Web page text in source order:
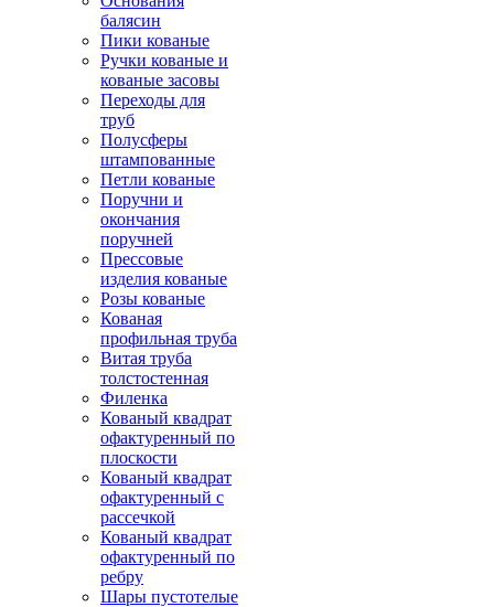
балясин
Пики кованые
Ручки кованые и
кованые засовы
Переходы для
труб
Полусферы
штампованные
Петли кованые
Поручни и
окончания
поручней
Прессовые
изделия кованые
Розы кованые
Кованая
профильная труба
Витая труба
толстостенная
Филенка
Кованый квадрат
офактуренный по
плоскости
Кованый квадрат
офактуренный с
рассечкой
Кованый квадрат
офактуренный по
ребру
Шары пустотелые